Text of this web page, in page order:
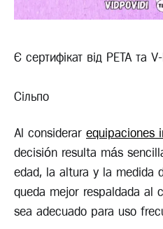
Є сертифікат від PETA та
Сільпо
Al considerar equipaciones
decisión resulta más
edad, la altura y la medida
queda mejor respaldada al
sea adecuado para uso